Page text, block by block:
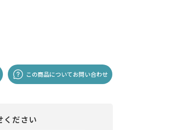
この商品についてお問い合わせ
ください